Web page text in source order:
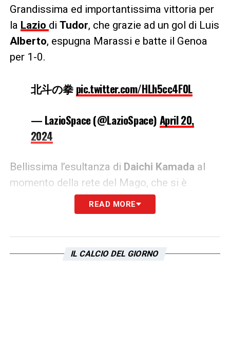
Grandissima ed importantissima vittoria per
la Lazio di Tudor, che grazie ad un gol di Luis
Alberto, espugna Marassi e batte il Genoa
per 1-0.
北斗の拳pic.twitter.com/HLh5cc4F0L
— LazioSpace (@LazioSpace)April 20,
2024
Bellissima l’esultanza di Daichi Kamada al
momento della rete del Mago, che si è
lasciato andare con un gesto liberatorio.
READ MORE
IL CALCIO DEL GIORNO